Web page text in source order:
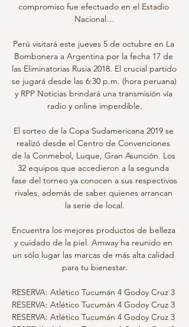
compromiso fue efectuado en el Estadio
Nacional…
Perú visitará este jueves 5 de octubre en La
Bombonera a Argentina por la fecha 17 de
las Eliminatorias Rusia 2018. El crucial partido
se jugará desde las 6:30 p.m. (hora peruana)
y RPP Noticias brindará una transmisión vía
radio y online imperdible.
El sorteo de la Copa Sudamericana 2019 se
realizó desde el Centro de Convenciones
de la Conmebol, Luque, Gran Asunción. Los
32 equipos que accedieron a la segunda
fase del torneo ya conocen a sus respectivos
rivales, además de saber quienes arrancan
la serie de local.
Encuentra los mejores productos de belleza
y cuidado de la piel. Amway ha reunido en
un sólo lugar las marcas de más alta calidad
para tu bienestar.
RESERVA: Atlético Tucumán 4 Godoy Cruz 3
RESERVA: Atlético Tucumán 4 Godoy Cruz 3
RESERVA: Atlético Tucumán 4 Godoy Cruz 3